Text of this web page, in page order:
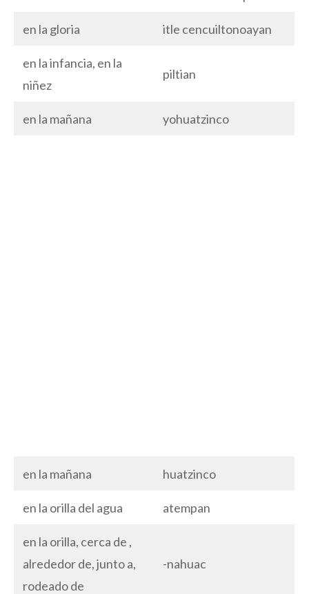
en la gloria itle cencuiltonoayan
en la infancia, en la
niñez
piltian
en la mañana yohuatzinco
en la mañana huatzinco
en la orilla del agua atempan
en la orilla, cerca de ,
alrededor de, junto a,
rodeado de
-nahuac